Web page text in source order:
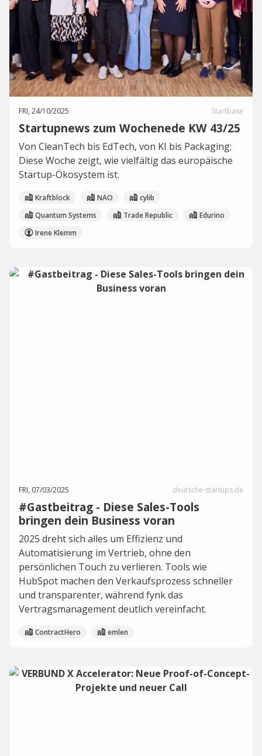
FRI, 24/10/2025 Startbase
Startupnews zum Wochenede KW 43/25
Von CleanTech bis EdTech, von KI bis Packaging:
Diese Woche zeigt, wie vielfältig das europäische
Startup-Ökosystem ist.
Kraftblock NAO
cylib
Quantum Systems
Trade Republic
Edurino
Irene Klemm
FRI, 07/03/2025 deutsche-startups.de
#Gastbeitrag - Diese Sales-Tools
bringen dein Business voran
2025 dreht sich alles um Effizienz und
Automatisierung im Vertrieb, ohne den
persönlichen Touch zu verlieren. Tools wie
HubSpot machen den Verkaufsprozess schneller
und transparenter, während fynk das
Vertragsmanagement deutlich vereinfacht.
ContractHero emlen